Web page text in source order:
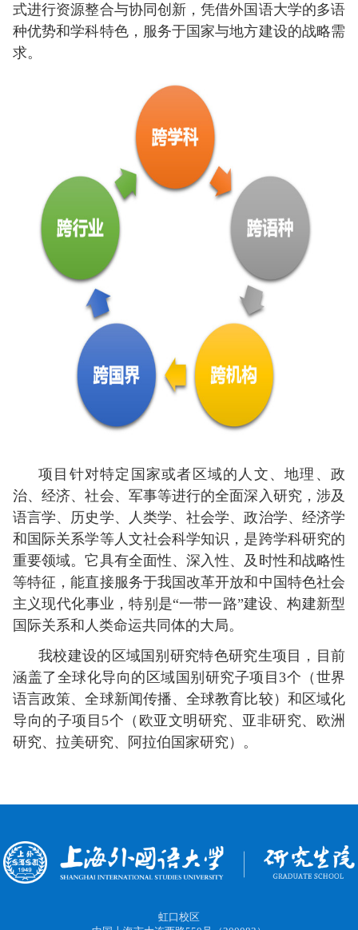
式进行资源整合与协同创新，凭借外国语大学的多语
种优势和学科特色，服务于国家与地方建设的战略需
求。
项目针对特定国家或者区域的人文、地理、政
治、经济、社会、军事等进行的全面深入研究，涉及
语言学、历史学、人类学、社会学、政治学、经济学
和国际关系学等人文社会科学知识，是跨学科研究的
重要领域。它具有全面性、深入性、及时性和战略性
等特征，能直接服务于我国改革开放和中国特色社会
主义现代化事业，特别是“一带一路”建设、构建新型
国际关系和人类命运共同体的大局。
我校建设的区域国别研究特色研究生项目，目前
涵盖了全球化导向的区域国别研究子项目3个（世界
语言政策、全球新闻传播、全球教育比较）和区域化
导向的子项目5个（ 欧亚文明研究、 亚非研究、欧洲
研究、拉美研究、阿拉伯国家研究）。
虹口校区